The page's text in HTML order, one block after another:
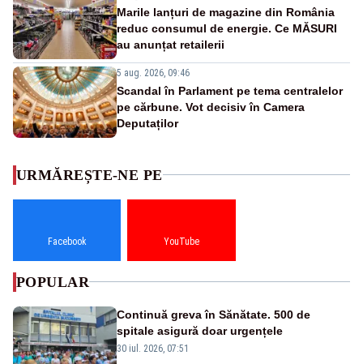
Marile lanțuri de magazine din România
reduc consumul de energie. Ce MĂSURI
au anunțat retailerii
5 aug. 2026, 09:46
Scandal în Parlament pe tema centralelor
pe cărbune. Vot decisiv în Camera
Deputaților
URMĂREȘTE-NE PE
Facebook YouTube
POPULAR
Continuă greva în Sănătate. 500 de
spitale asigură doar urgențele
30 iul. 2026, 07:51